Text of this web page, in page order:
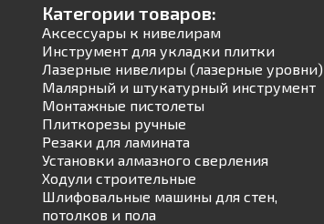
Категории товаров:
Аксессуары к нивелирам
Инструмент для укладки плитки
Лазерные нивелиры (лазерные уровни)
Малярный и штукатурный инструмент
Монтажные пистолеты
Плиткорезы ручные
Резаки для ламината
Установки алмазного сверления
Ходули строительные
Шлифовальные машины для стен,
потолков и пола